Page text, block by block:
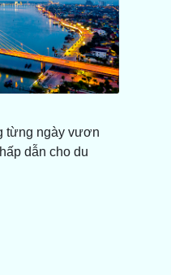
từng ngày vươn
dẫn cho du